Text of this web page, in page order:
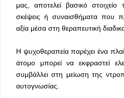
μας, αποτελεί βασικό
σκέψεις ή συναισθήματα που
αξία μέσα στη θεραπευτική
Η ψυχοθεραπεία παρέχει ένα
άτομο μπορεί να εκφραστεί
συμβάλλει στη μείωση της
αυτογνωσίας.